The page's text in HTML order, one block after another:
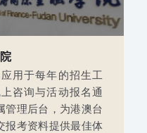
用于每年的招生工
咨询与活动报名通
管理后台，为港澳台
报考资料提供最佳体